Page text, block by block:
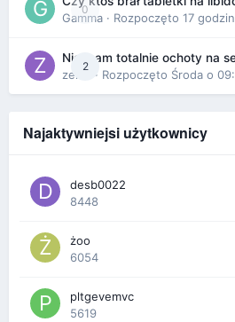
0
Gamma · Rozpoczęto 17
2
Nie mam totalnie ochoty na
zenla · Rozpoczęto Środa o
Najaktywniejsi użytkownicy
desb0022
8448
żoo
6054
pltgevemvc
5619